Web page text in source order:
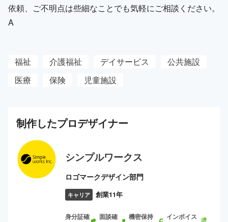
依頼、ご不明点は些細なことでも気軽にご相談ください。
A
福祉 介護福祉 デイサービス
公共施設
医療
保険 児童施設
制作したプロデザイナー
シンプルワークス
ロゴマークデザイン部門
キャリア 創業11年
身分証確
面談確
機密保持
インボイス